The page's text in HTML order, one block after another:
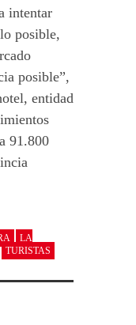
intentar
posible,
posible”,
entidad
91.800
LA
TURISTAS